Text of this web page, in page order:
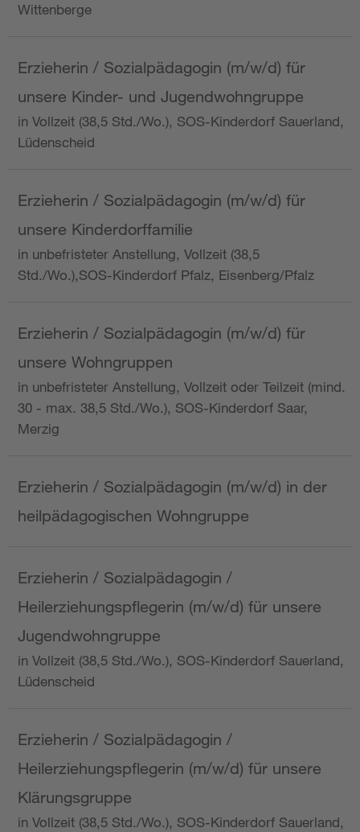
Wittenberge
Erzieherin / Sozialpädagogin (m/w/d) für
unsere Kinder- und Jugendwohngruppe
in Vollzeit (38,5 Std./Wo.), SOS-Kinderdorf Sauerland,
Lüdenscheid
Erzieherin / Sozialpädagogin (m/w/d) für
unsere Kinderdorffamilie
in unbefristeter Anstellung, Vollzeit (38,5
Std./Wo.),SOS-Kinderdorf Pfalz, Eisenberg/Pfalz
Erzieherin / Sozialpädagogin (m/w/d) für
unsere Wohngruppen
in unbefristeter Anstellung, Vollzeit oder Teilzeit (mind.
30 - max. 38,5 Std./Wo.), SOS-Kinderdorf Saar,
Merzig
Erzieherin / Sozialpädagogin (m/w/d) in der
heilpädagogischen Wohngruppe
Erzieherin / Sozialpädagogin /
Heilerziehungspflegerin (m/w/d) für unsere
Jugendwohngruppe
in Vollzeit (38,5 Std./Wo.), SOS-Kinderdorf Sauerland,
Lüdenscheid
Erzieherin / Sozialpädagogin /
Heilerziehungspflegerin (m/w/d) für unsere
Klärungsgruppe
in Vollzeit (38,5 Std./Wo.), SOS-Kinderdorf Sauerland,